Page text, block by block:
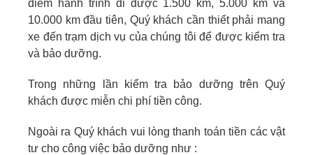
điểm hành trình đi được 1.500 km, 5.000 km và
10.000 km đầu tiên, Quý khách cần thiết phải mang
xe đến trạm dịch vụ của chúng tôi để được kiểm tra
và bảo dưỡng.
Trong những lần kiểm tra bảo dưỡng trên Quý
khách được miễn chi phí tiền công.
Ngoài ra Quý khách vui lòng thanh toán tiền các vật
tư cho công việc bảo dưỡng như :